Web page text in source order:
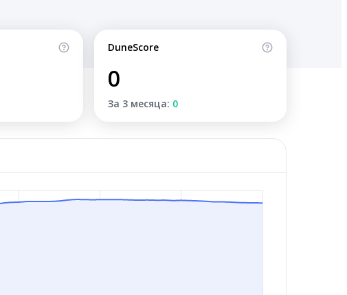
DuneScore
0
За 3 месяца: 0